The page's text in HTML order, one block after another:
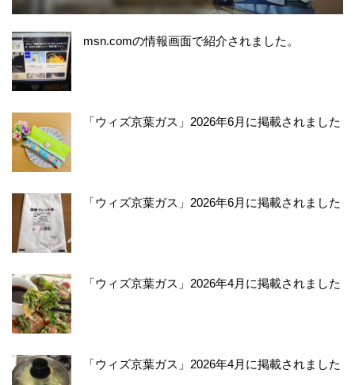
msn.comの情報画面で紹介されました。
「ウィズ京葉ガス」2026年6月に掲載されました
「ウィズ京葉ガス」2026年6月に掲載されました
「ウィズ京葉ガス」2026年4月に掲載されました
「ウィズ京葉ガス」2026年4月に掲載されました